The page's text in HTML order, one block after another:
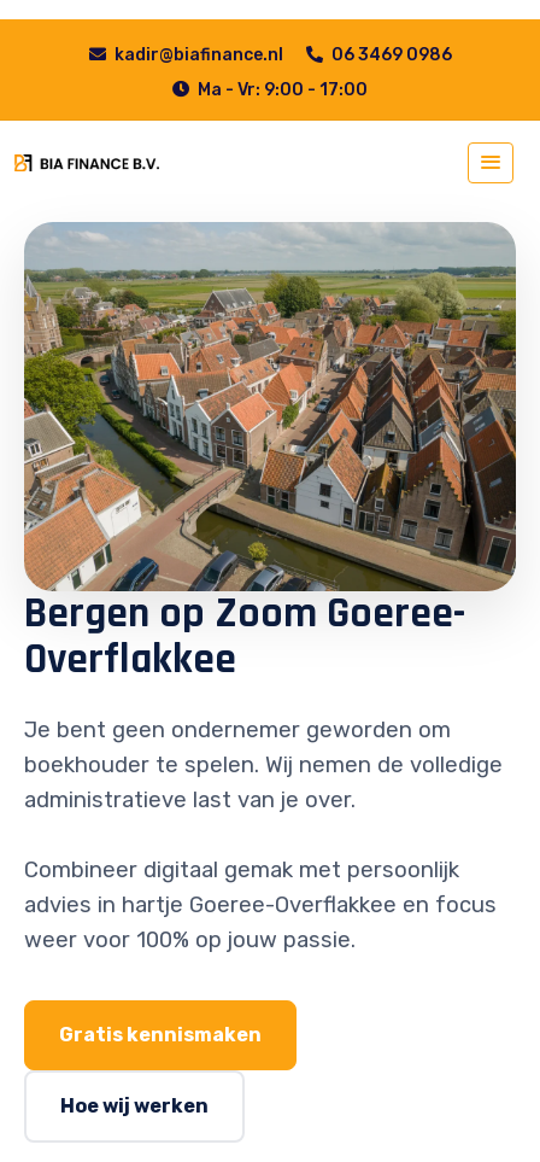
kadir@biafinance.nl
06 3469 0986
Ma - Vr: 9:00 - 17:00
Bergen op Zoom Goeree-
Overflakkee
Je bent geen ondernemer geworden om
boekhouder te spelen. Wij nemen de volledige
administratieve last van je over.
Combineer digitaal gemak met persoonlijk
advies in hartje Goeree-Overflakkee en focus
weer voor 100% op jouw passie.
Gratis kennismaken
Hoe wij werken